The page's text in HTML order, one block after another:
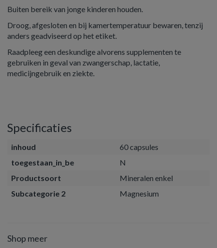
Buiten bereik van jonge kinderen houden.
Droog, afgesloten en bij kamertemperatuur bewaren, tenzij
anders geadviseerd op het etiket.
Raadpleeg een deskundige alvorens supplementen te
gebruiken in geval van zwangerschap, lactatie,
medicijngebruik en ziekte.
Specificaties
inhoud
60 capsules
toegestaan_in_be
N
Productsoort
Mineralen enkel
Subcategorie 2
Magnesium
Shop meer